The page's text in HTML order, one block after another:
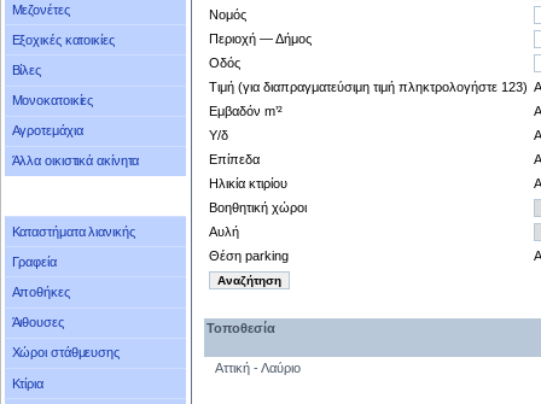
Μεζονέτες
Εξοχικές κατοικίες
Βίλες
Μονοκατοικίες
Αγροτεμάχια
Άλλα οικιστικά ακίνητα
Καταστήματα λιανικής
Γραφεία
Αποθήκες
Άιθουσες
Χώροι στάθμευσης
Κτίρια
Νομός
Περιοχή — Δήμος
Οδός
Τιμή (για διαπραγματεύσιμη τιμή πληκτρολογήστε 123)
Εμβαδόν m’²
Υ/δ
Επίπεδα
Ηλικία κτιρίου
Βοηθητική χώροι
Αυλή
Θέση parking
Τοποθεσία
Αττική - Λαύριο